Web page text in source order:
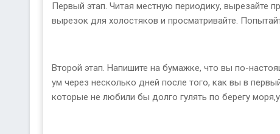
Первый этап. Читая местную периодику, вырезайте
вырезок для холостяков и просматривайте.
Второй этап. Напишите на бумажке, что вы по-
ум через несколько дней после того, как вы в
которые не любили бы долго гулять по берегу